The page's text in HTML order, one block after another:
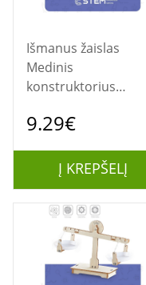
Išmanus žaislas
Medinis
konstruktorius
valdomas
mokomasis modelis
9.29€
Į KREPŠELĮ